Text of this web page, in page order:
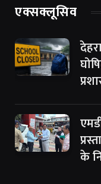
एक्सक्लूसिव
के